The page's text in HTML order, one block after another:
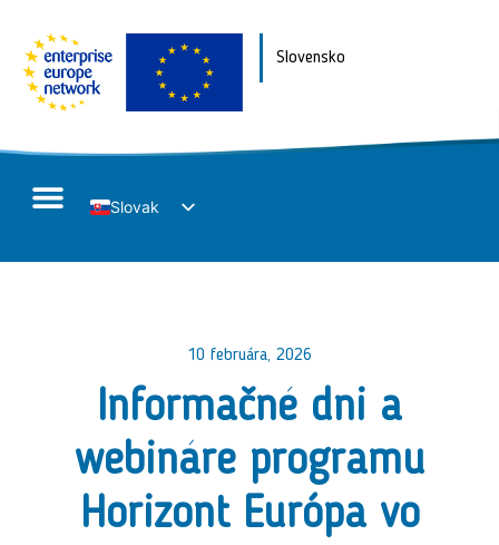
Slovensko
Slovak
10 februára, 2026
Informačné dni a
webináre programu
Horizont Európa vo